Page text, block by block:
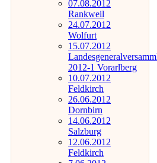
07.08.2012
Rankweil
24.07.2012
Wolfurt
15.07.2012
2012-1 Vorarlberg
10.07.2012
Feldkirch
26.06.2012
Dornbirn
14.06.2012
Salzburg
12.06.2012
Feldkirch